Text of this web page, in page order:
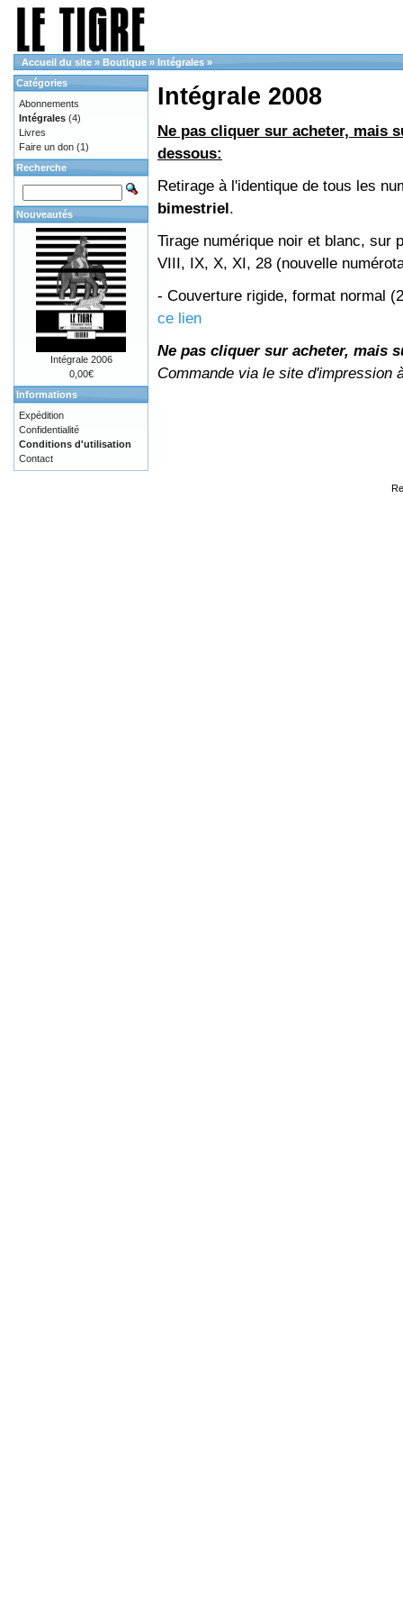
Accueil du site » Boutique » Intégrales »
Intégrale 2008
Ne pas cliquer sur acheter, mais
dessous:
Retirage à l'identique de tous les
bimestriel.
Tirage numérique noir et blanc, sur
VIII, IX, X, XI, 28 (nouvelle
- Couverture rigide, format normal
ce lien
Ne pas cliquer sur acheter, mais
Commande via le site d'impression
Catégories
Abonnements
Intégrales (4)
Livres
Faire un don (1)
Recherche
Nouveautés
Intégrale 2006
0,00€
Informations
Expédition
Confidentialité
Conditions d'utilisation
Contact